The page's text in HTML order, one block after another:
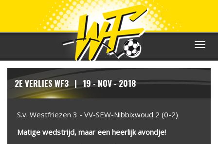
Toggle
2E VERLIES WF3 | 19 - NOV - 2018
S.v. Westfriezen 3 - VV-SEW-Nibbixwoud 2 (0-2)
Matige wedstrijd, maar een heerlijk avondje!